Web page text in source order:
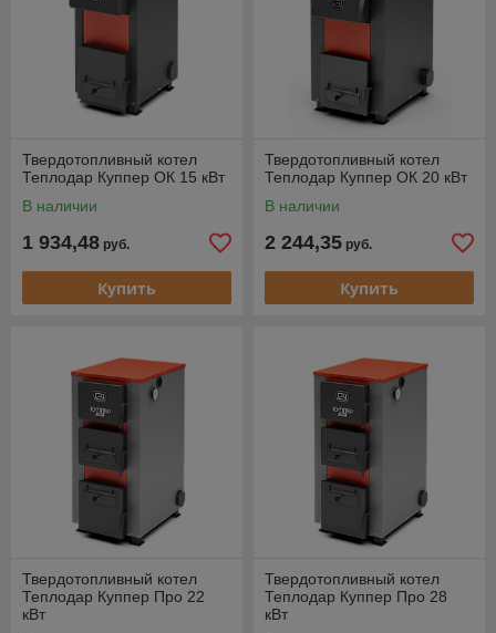
Твердотопливный котел
Теплодар Куппер ОК 15 кВт
В наличии
1 934,48 руб.
Купить
Твердотопливный котел
Теплодар Куппер ОК 20 кВт
В наличии
2 244,35 руб.
Купить
Твердотопливный котел
Теплодар Куппер Про 22
кВт
Твердотопливный котел
Теплодар Куппер Про 28
кВт